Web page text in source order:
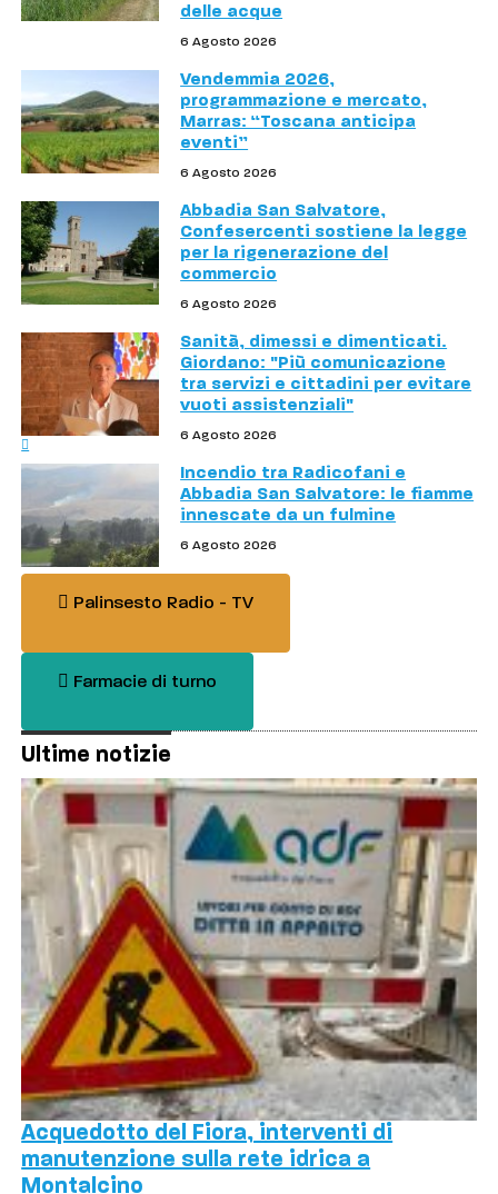
delle acque
6 Agosto 2026
Vendemmia 2026,
programmazione e mercato,
Marras: “Toscana anticipa
eventi”
6 Agosto 2026
Abbadia San Salvatore,
Confesercenti sostiene la legge
per la rigenerazione del
commercio
6 Agosto 2026
Sanità, dimessi e dimenticati.
Giordano: "Più comunicazione
tra servizi e cittadini per evitare
vuoti assistenziali"
6 Agosto 2026
Incendio tra Radicofani e
Abbadia San Salvatore: le fiamme
innescate da un fulmine
6 Agosto 2026
Palinsesto Radio - TV
Farmacie di turno
Ultime notizie
Acquedotto del Fiora, interventi di
manutenzione sulla rete idrica a
Montalcino